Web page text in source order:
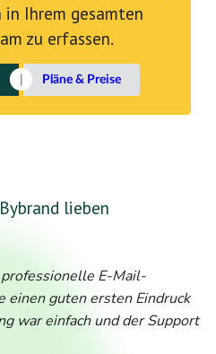
in Ihrem gesamten
zu erfassen.
Pläne & Preise
lieben
E-Mail-
einen guten ersten Eindruck
war einfach und der Support